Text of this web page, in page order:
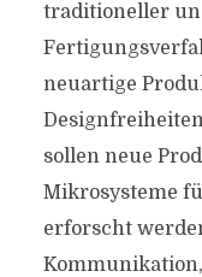
traditioneller
neuartige
sollen neue
Mikrosysteme
erforscht